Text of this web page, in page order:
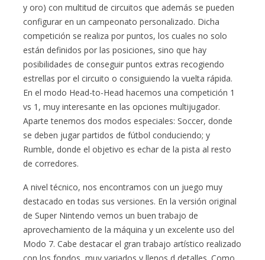
y oro) con multitud de circuitos que además se pueden
configurar en un campeonato personalizado. Dicha
competición se realiza por puntos, los cuales no solo
están definidos por las posiciones, sino que hay
posibilidades de conseguir puntos extras recogiendo
estrellas por el circuito o consiguiendo la vuelta rápida.
En el modo Head-to-Head hacemos una competición 1
vs 1, muy interesante en las opciones multijugador.
Aparte tenemos dos modos especiales: Soccer, donde
se deben jugar partidos de fútbol conduciendo; y
Rumble, donde el objetivo es echar de la pista al resto
de corredores.
A nivel técnico, nos encontramos con un juego muy
destacado en todas sus versiones. En la versión original
de Super Nintendo vemos un buen trabajo de
aprovechamiento de la máquina y un excelente uso del
Modo 7. Cabe destacar el gran trabajo artístico realizado